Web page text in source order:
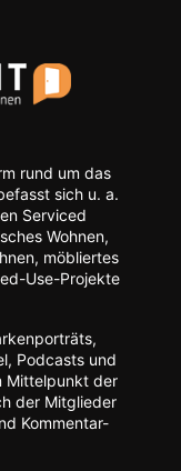
rund um das
sich u. a.
Serviced
Wohnen,
möbliertes
Use-Projekte
Podcasts und
Mittelpunkt der
der Mitglieder
Kommentar-